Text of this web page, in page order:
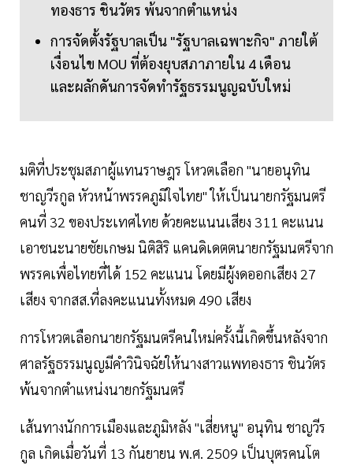
ทองธาร ชินวัตร พ้นจากตำแหน่ง
การจัดตั้งรัฐบาลเป็น "รัฐบาลเฉพาะกิจ" ภายใต้
เงื่อนไข MOU ที่ต้องยุบสภาภายใน 4 เดือน
และผลักดันการจัดทำรัฐธรรมนูญฉบับใหม่
มติที่ประชุมสภาผู้แทนราษฎร โหวตเลือก "นายอนุทิน
ชาญวีรกูล หัวหน้าพรรคภูมิใจไทย" ให้เป็นนายกรัฐมนตรี
คนที่ 32 ของประเทศไทย ด้วยคะแนนเสียง 311 คะแนน
เอาชนะนายชัยเกษม นิติสิริ แคนดิเดตตนายกรัฐมนตรีจาก
พรรคเพื่อไทยที่ได้ 152 คะแนน โดยมีผู้งดออกเสียง 27
เสียง จากสส.ที่ลงคะแนนทั้งหมด 490 เสียง
การโหวตเลือกนายกรัฐมนตรีคนใหม่ครั้งนี้เกิดขึ้นหลังจาก
ศาลรัฐธรรมนูญมีคำวินิจฉัยให้นางสาวแพทองธาร ชินวัตร
พ้นจากตำแหน่งนายกรัฐมนตรี
เส้นทางนักการเมืองและภูมิหลัง "เสี่ยหนู" อนุทิน ชาญวีร
กูล เกิดเมื่อวันที่ 13 กันยายน พ.ศ. 2509 เป็นบุตรคนโต